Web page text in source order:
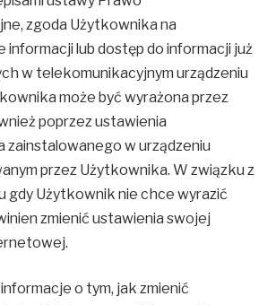
zgoda Użytkownika na
informacji lub dostęp do informacji już
w telekomunikacyjnym urządzeniu
może być wyrażona przez
poprzez ustawienia
zainstalowanego w urządzeniu
przez Użytkownika. W związku z
gdy Użytkownik nie chce wyrazić
zmienić ustawienia swojej
o tym, jak zmienić